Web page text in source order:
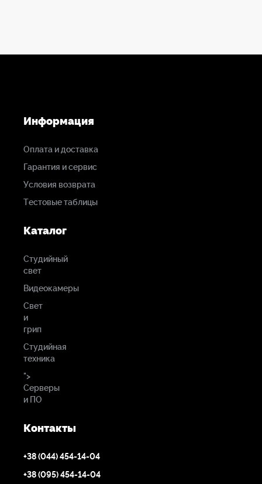
Информация
Оплата и доставка
Гарантия и сервис
Условия возврата
Тестовые таблицы
Каталог
Студийный
свет
Видеокамеры
Свет
и
грип
Студийная
техника
">
Серверы
и ПО
Контакты
+38 (044) 454-14-04
+38 (095) 454-14-04